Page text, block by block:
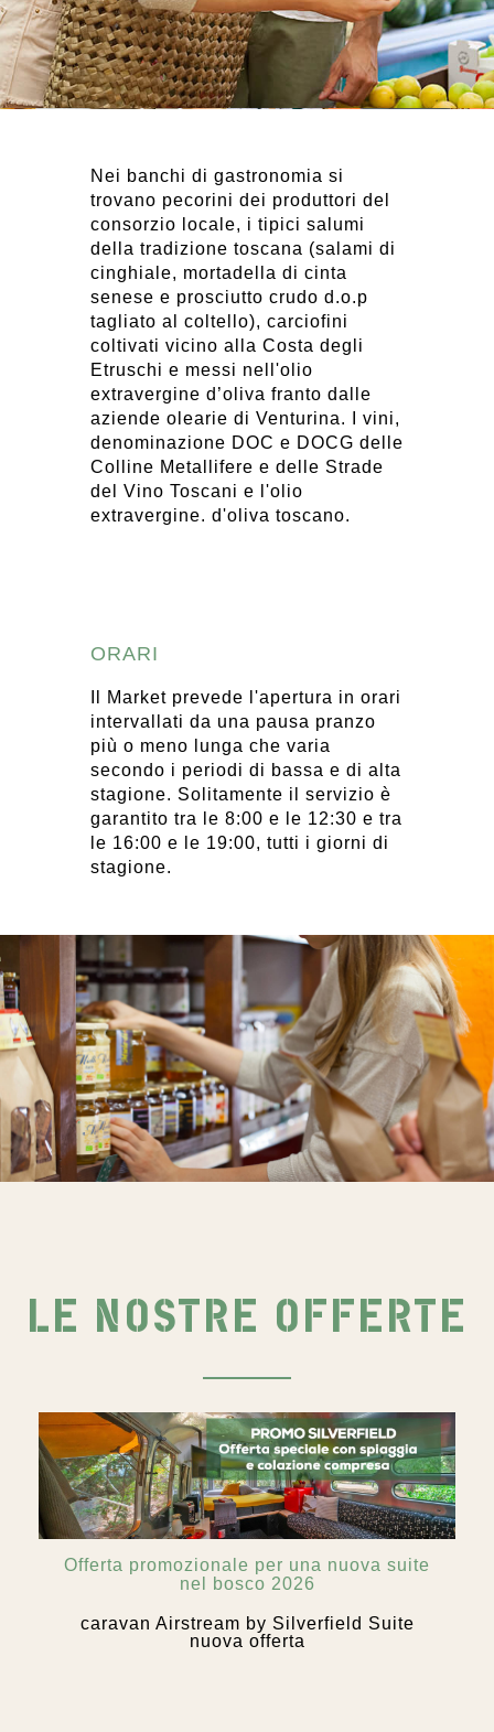
Nei banchi di gastronomia si
trovano pecorini dei produttori del
consorzio locale, i tipici salumi
della tradizione toscana (salami di
cinghiale, mortadella di cinta
senese e prosciutto crudo d.o.p
tagliato al coltello), carciofini
coltivati vicino alla Costa degli
Etruschi e messi nell'olio
extravergine d’oliva franto dalle
aziende olearie di Venturina. I vini,
denominazione DOC e DOCG delle
Colline Metallifere e delle Strade
del Vino Toscani e l'olio
extravergine. d'oliva toscano.
ORARI
Il Market prevede l'apertura in orari
intervallati da una pausa pranzo
più o meno lunga che varia
secondo i periodi di bassa e di alta
stagione. Solitamente il servizio è
garantito tra le 8:00 e le 12:30 e tra
le 16:00 e le 19:00, tutti i giorni di
stagione.
LE NOSTRE OFFERTE
Offerta promozionale per una nuova suite
nel bosco 2026
caravan Airstream by Silverfield Suite
nuova offerta